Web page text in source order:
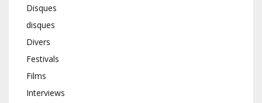
Disques
disques
Divers
Festivals
Films
Interviews